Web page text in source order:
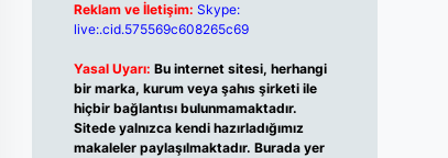
Reklam ve İletişim: Skype:
live:.cid.575569c608265c69
Yasal Uyarı: Bu internet sitesi, herhangi
bir marka, kurum veya şahıs şirketi ile
hiçbir bağlantısı bulunmamaktadır.
Sitede yalnızca kendi hazırladığımız
makaleler paylaşılmaktadır. Burada yer